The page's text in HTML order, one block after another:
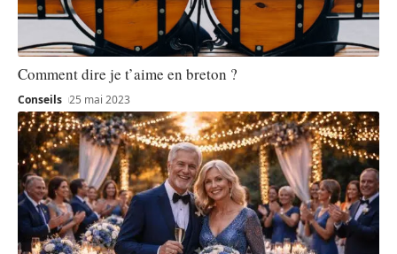
Comment dire je t’aime en breton ?
Conseils 25 mai 2023